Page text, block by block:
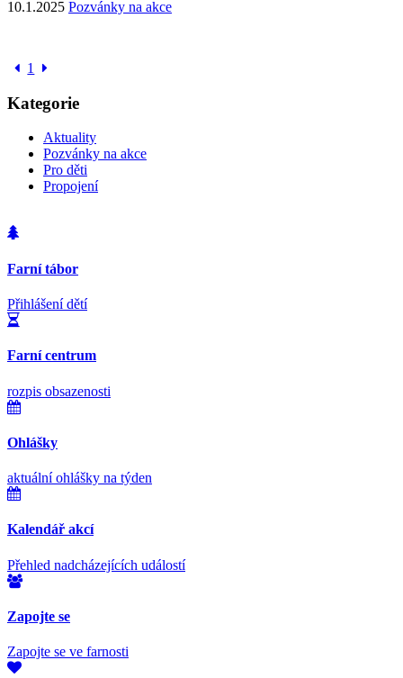
10.1.2025 Pozvánky na akce
1
Kategorie
Aktuality
Pozvánky na akce
Pro děti
Propojení
Farní tábor
Přihlášení dětí
Farní centrum
rozpis obsazenosti
Ohlášky
aktuální ohlášky na týden
Kalendář akcí
Přehled nadcházejících událostí
Zapojte se
Zapojte se ve farnosti